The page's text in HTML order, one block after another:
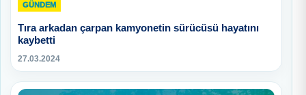
GÜNDEM
Tıra arkadan çarpan kamyonetin sürücüsü hayatını
kaybetti
27.03.2024